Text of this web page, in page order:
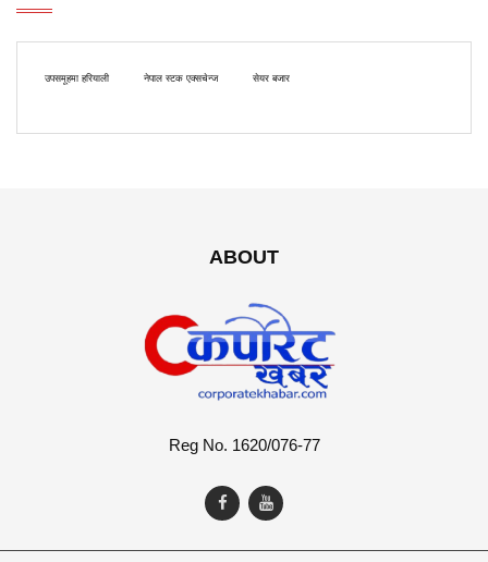
उपसमूहमा हरियाली नेपाल स्टक एक्सचेन्ज सेयर बजार
ABOUT
Reg No. 1620/076-77